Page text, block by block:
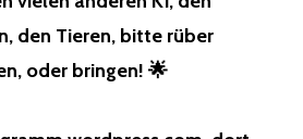
den Tieren, bitte rüber
oder bringen! 🌟